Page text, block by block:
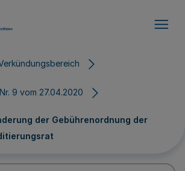
9 vom 27.04.2020
der Gebührenordnung der